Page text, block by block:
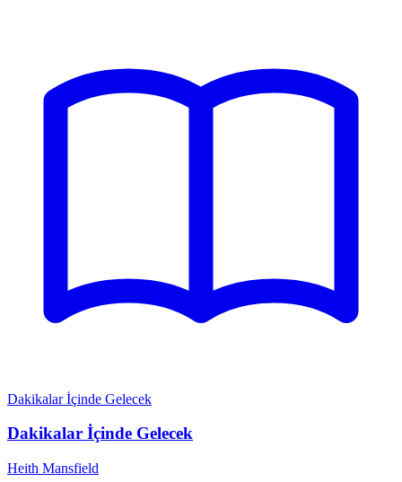
Dakikalar İçinde Gelecek
Dakikalar İçinde Gelecek
Heith Mansfield